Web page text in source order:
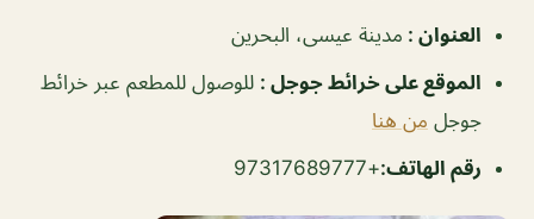
العنوان : مدينة عيسى، البحرين
الموقع على خرائط جوجل : للوصول للمطعم عبر خرائط
جوجل من هنا
رقم الهاتف:+97317689777